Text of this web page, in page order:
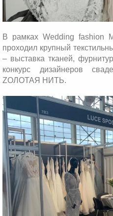
В рамках Wedding fashion
проходил крупный
– выставка тканей,
конкурс дизайнеров
ZОЛОТАЯ НИТЬ.